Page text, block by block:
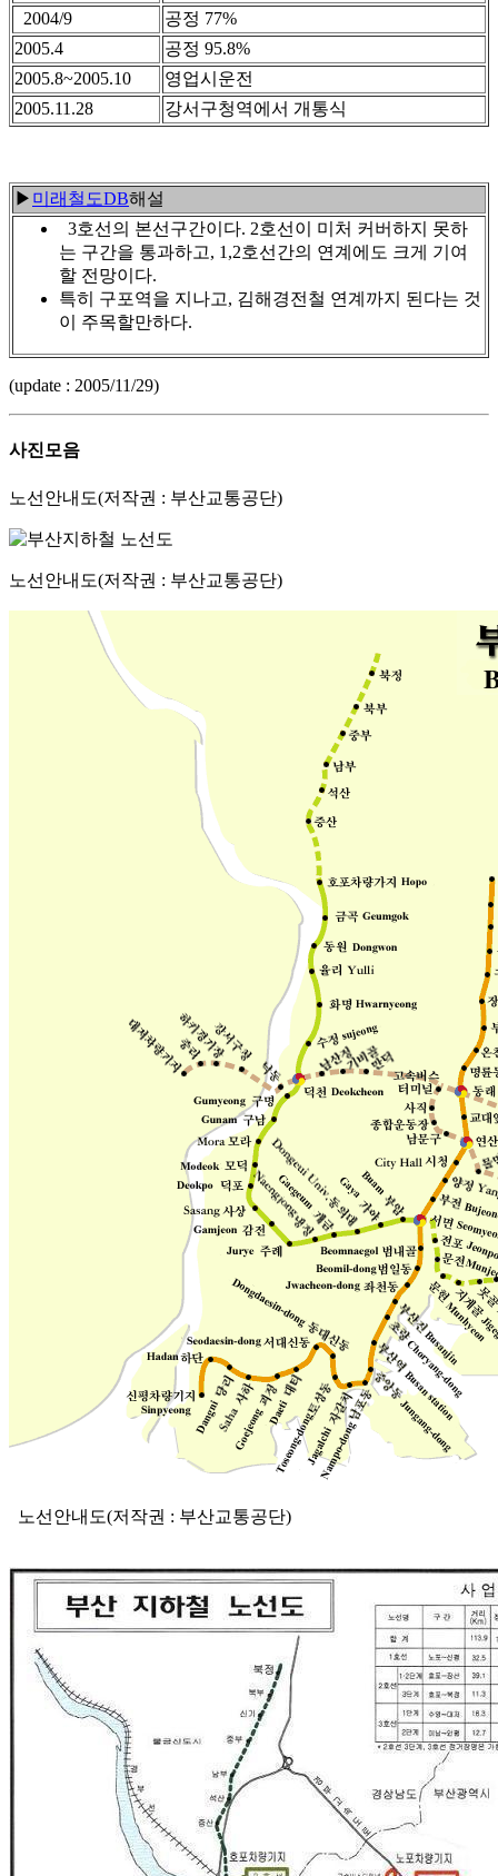
2004/9
공정 77%
2005.4
공정 95.8%
2005.8~2005.10
영업시운전
2005.11.28
강서구청역에서 개통식
▶ 미래철도DB해설
3호선의 본선구간이다. 2호선이 미처 커버하지 못하
는 구간을 통과하고, 1,2호선간의 연계에도 크게 기여
할 전망이다.
특히 구포역을 지나고, 김해경전철 연계까지 된다는 것
이 주목할만하다.
(update : 2005/11/29)
사진모음
노선안내도(저작권 : 부산교통공단)
노선안내도(저작권 : 부산교통공단)
노선안내도(저작권 : 부산교통공단)